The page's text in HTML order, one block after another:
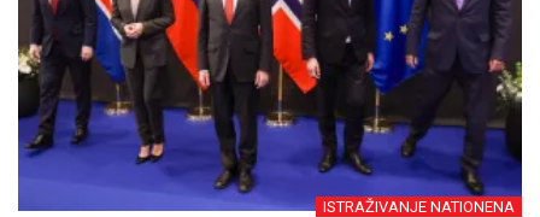
ISTRAŽIVANJE NATIONENA